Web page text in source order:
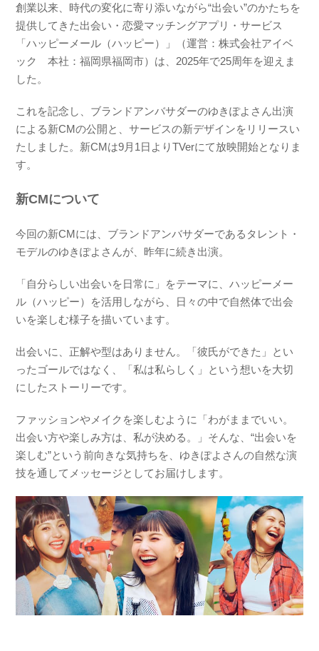
創業以来、時代の変化に寄り添いながら“出会い”のかたちを
提供してきた出会い・恋愛マッチングアプリ・サービス
「ハッピーメール（ハッピー）」（運営：株式会社アイベ
ック 本社：福岡県福岡市）は、2025年で25周年を迎えま
した。
これを記念し、ブランドアンバサダーのゆきぽよさん出演
による新CMの公開と、サービスの新デザインをリリースい
たしました。新CMは9月1日よりTVerにて放映開始となりま
す。
新CMについて
今回の新CMには、ブランドアンバサダーであるタレント・
モデルのゆきぽよさんが、昨年に続き出演。
「自分らしい出会いを日常に」をテーマに、ハッピーメー
ル（ハッピー）を活用しながら、日々の中で自然体で出会
いを楽しむ様子を描いています。
出会いに、正解や型はありません。「彼氏ができた」とい
ったゴールではなく、「私は私らしく」という想いを大切
にしたストーリーです。
ファッションやメイクを楽しむように「わがままでいい。
出会い方や楽しみ方は、私が決める。」そんな、“出会いを
楽しむ”という前向きな気持ちを、ゆきぽよさんの自然な演
技を通してメッセージとしてお届けします。